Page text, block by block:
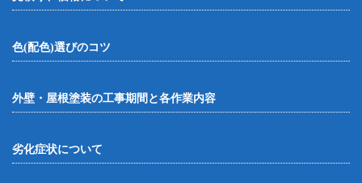
色(配色)選びのコツ
外壁・屋根塗装の工事期間と各作業内容
劣化症状について